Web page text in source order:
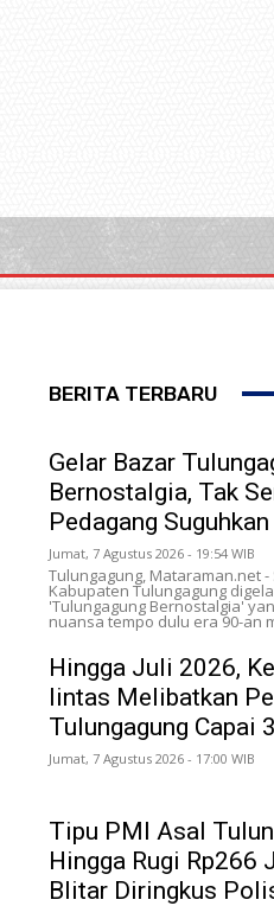
BERITA TERBARU
Gelar Bazar
Bernostalgia, Tak
Pedagang
Jumat, 7 Agustus 2026 - 19:54 WIB
Tulungagung, Mataraman.net -
Kabupaten Tulungagung
'Tulungagung Bernostalgia'
nuansa tempo dulu era 90-an
Hingga Juli 2026,
lintas Melibatkan
Tulungagung Capai
Jumat, 7 Agustus 2026 - 17:00 WIB
Tipu PMI Asal
Hingga Rugi Rp266
Blitar Diringkus